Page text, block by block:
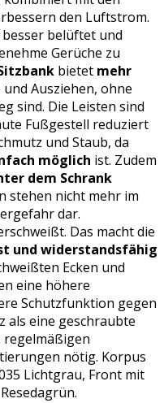
den Luftstrom.
belüftet und
Gerüche zu
bietet mehr
Ausziehen, ohne
sind. Die Leisten sind
Fußgestell reduziert
und Staub, da
möglich ist. Zudem
dem Schrank
stehen nicht mehr im
dar.
Das macht die
und widerstandsfähig
Ecken und
eine höhere
Schutzfunktion gegen
als eine geschraubte
regelmäßigen
nötig. Korpus
Lichtgrau, Front mit